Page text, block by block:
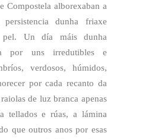
Compostela alborexaban a
dunha friaxe
pel. Un día máis dunha
por uns irredutibles e
verdosos, húmidos,
por cada recanto da
de luz branca apenas
tellados e rúas, a lámina
que outros anos por esas